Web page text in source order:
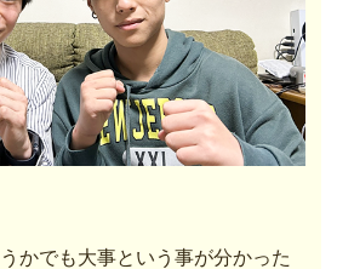
かでも大事という事が分かった